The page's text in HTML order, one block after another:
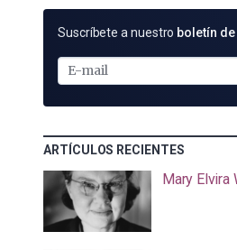
SUSCRÍBETE
E-
MAIL
Suscríbete a nuestro boletín
ARTÍCULOS RECIENTES
Mary Elvira